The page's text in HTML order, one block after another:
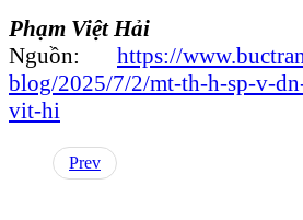
Phạm Việt Hải
Nguồn: https://
blog/2025/7/2/mt-th-h-sp-v-
vit-hi
Prev